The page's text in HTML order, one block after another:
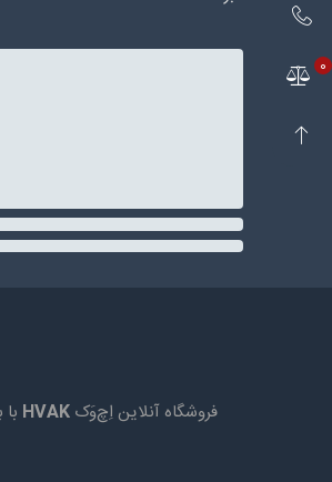
فروشگاه آنلاین اِچ‌وَک HVAK
0